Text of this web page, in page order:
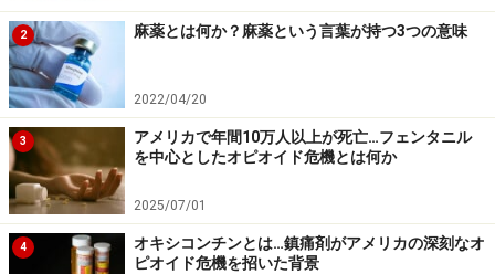
2 麻薬とは何か？麻薬という言葉が持つ3つの意味
2022/04/20
3
アメリカで年間10万人以上が死亡…フェンタニル
を中心としたオピオイド危機とは何か
2025/07/01
4
オキシコンチンとは…鎮痛剤がアメリカの深刻なオ
ピオイド危機を招いた背景